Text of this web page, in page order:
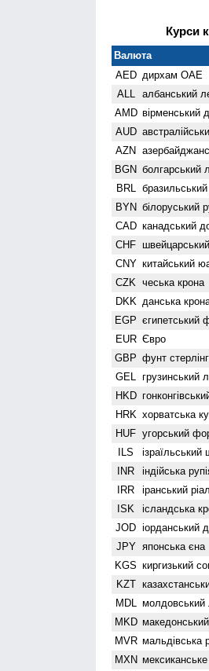
Курси
Валюта
AED дирхам ОАЕ
ALL албанський
AMD вiрменський
AUD
AZN
BGN болгарський
BRL
BYN білоруський
CAD канадський
CHF
CNY китайський
CZK чеська крона
DKK данська
EGP єгипетський
EUR Євро
GBP фунт
GEL грузинський
HKD
HRK хорватська
HUF угорський
ILS ізраїльський
INR індійська
IRR іранський ріал
ISK ісландська
JOD іорданський
JPY японська єна
KGS киргизький
KZT
MDL молдовський
MKD
MVR мальдівська
MXN